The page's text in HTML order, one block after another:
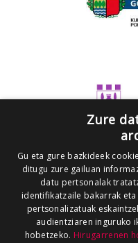
Zure
Gu eta gure bazkideek
ditugu zure gailuan
datu pertsonalak
identifikatzaile bakarrak
pertsonalizatuak
audientziaren inguruko
hobetzeko. Hirugarrenen